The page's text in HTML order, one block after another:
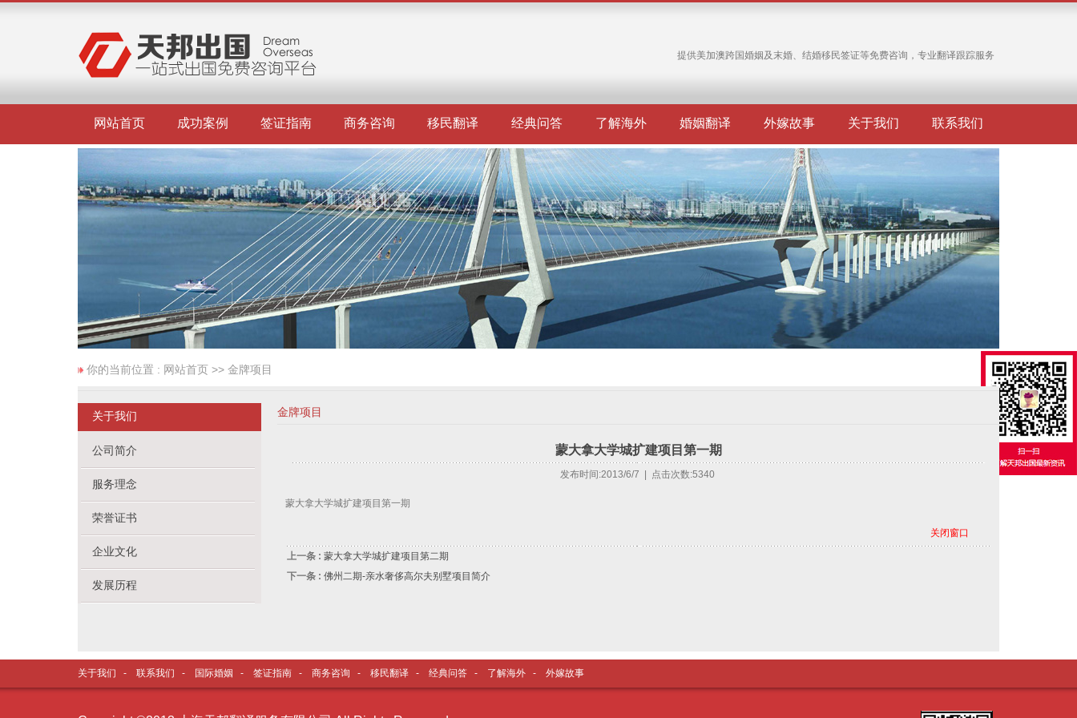
提供美加澳跨国婚姻及末婚、结婚移民签证等免费咨询，专业翻译跟踪服务
网站首页 成功案例 签证指南 商务咨询 移民翻译 经典问答 了解海外 婚姻翻译 外嫁故事 关于我们 联系我们
你的当前位置 : 网站首页 >> 金牌项目
关于我们
公司简介
服务理念
荣誉证书
企业文化
发展历程
金牌项目
蒙大拿大学城扩建项目第一期
发布时间:2013/6/7 | 点击次数:5340
蒙大拿大学城扩建项目第一期
关闭窗口
上一条 : 蒙大拿大学城扩建项目第二期
下一条 : 佛州二期-亲水奢侈高尔夫别墅项目简介
关于我们 - 联系我们 - 国际婚姻 - 签证指南 - 商务咨询 - 移民翻译 - 经典问答 - 了解海外 - 外嫁故事